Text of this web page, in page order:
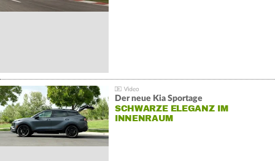
Der neue Kia Sportage
SCHWARZE ELEGANZ IM
INNENRAUM